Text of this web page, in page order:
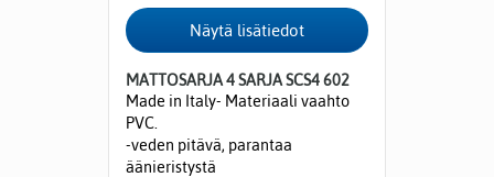
MATTOSARJA 4 SARJA SCS4 602
Made in Italy- Materiaali vaahto
PVC.
-veden pitävä, parantaa
äänieristystä